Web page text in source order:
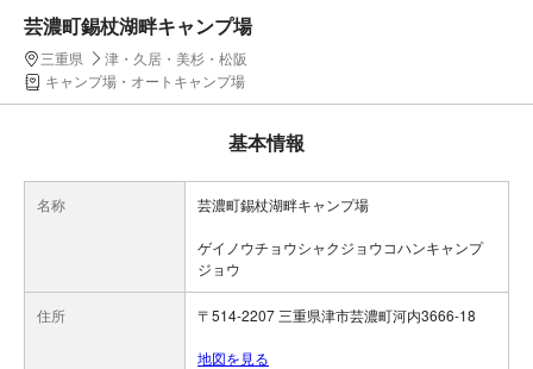
芸濃町錫杖湖畔キャンプ場
三重県
津・久居・美杉・松阪
キャンプ場・オートキャンプ場
基本情報
名称 芸濃町錫杖湖畔キャンプ場
ゲイノウチョウシャクジョウコハンキャンプ
ジョウ
住所 〒514-2207 三重県津市芸濃町河内3666-18
地図を見る